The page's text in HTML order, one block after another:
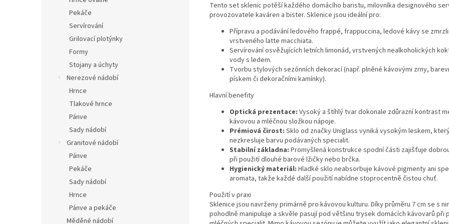
Pekáče
Servírování
Grilovací plotýnky
Formy
Stojany a úchyty
Nerezové nádobí
Hrnce
Tlakové hrnce
Pánve
Sady nádobí
Granitové nádobí
Pánve
Pekáče
Sady nádobí
Hrnce
Pánve a pekáče
Měděné nádobí
Tento set sklenic potěší každého domácího baristu, milovníka designového
provozovatele kaváren a bister. Sklenice jsou ideální pro:
Přípravu a podávání ledového frappé, frappuccina, ledové kávy se
vrstveného latte macchiata.
Servírování osvěžujících letních limonád, vrstvených nealkoholických
vody s ledem.
Tvorbu stylových sezónních dekorací (např. plněné kávovými zrny,
pískem či dekoračními kamínky).
Hlavní benefity
Optická prezentace: Vysoký a štíhlý tvar dokonale zdůrazní kontrast
kávovou a mléčnou složkou nápoje.
Prémiová čirost: Sklo od značky Uniglass vyniká vysokým leskem,
nezkresluje barvu podávaných specialit.
Stabilní základna: Promyšlená konstrukce spodní části zajišťuje
při použití dlouhé barové lžičky nebo brčka.
Hygienický materiál: Hladké sklo neabsorbuje kávové pigmenty ani
aromata, takže každé další použití nabídne stoprocentně čistou chuť.
Použití v praxi
Sklenice jsou navrženy primárně pro kávovou kulturu. Díky průměru 7 cm se s
pohodlně manipuluje a skvěle pasují pod většinu trysek domácích kávovarů při